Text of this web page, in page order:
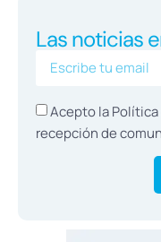
Las noticias
Acepto la Política
recepción de